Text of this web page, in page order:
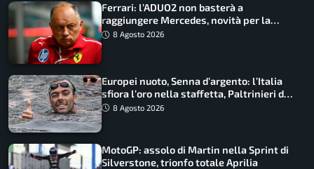
Ferrari: l’ADUO2 non basterà a
raggiungere Mercedes, novità per la
Macarena
8 Agosto 2026
Europei nuoto, Senna d’argento: l’Italia
sfiora l’oro nella staffetta, Paltrinieri da
urlo, il bilancio azzurro
8 Agosto 2026
MotoGP: assolo di Martin nella Sprint di
Silverstone, trionfo totale Aprilia